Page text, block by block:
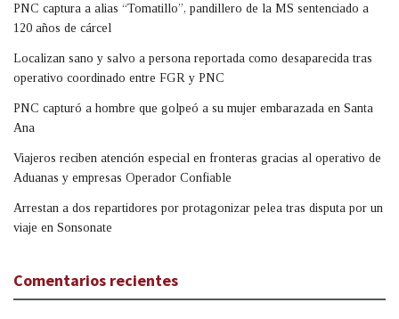
PNC captura a alias “Tomatillo”, pandillero de la MS sentenciado a
120 años de cárcel
Localizan sano y salvo a persona reportada como desaparecida tras
operativo coordinado entre FGR y PNC
PNC capturó a hombre que golpeó a su mujer embarazada en Santa
Ana
Viajeros reciben atención especial en fronteras gracias al operativo de
Aduanas y empresas Operador Confiable
Arrestan a dos repartidores por protagonizar pelea tras disputa por un
viaje en Sonsonate
Comentarios recientes